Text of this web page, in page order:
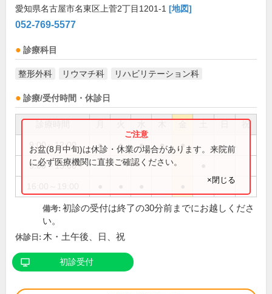
愛知県名古屋市名東区上菅2丁目1201-1 [地図]
052-769-5577
診療科目
整形外科 リウマチ科 リハビリテーション科
診療/受付時間・休診日
祝
9:00～12:00 ● ● ● ● ●
9:00～13:00
お盆(8月中旬)は休診・休業の場合があります。来院前
に必ず医療機関に直接ご確認ください。
×閉じる
備考: 初診の受付は終了の30分前までにお越しくださ
い。
休診日: 木・土午後、日、祝
初診受付